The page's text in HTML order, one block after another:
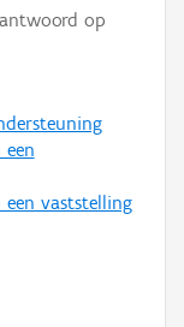
op
een vaststelling